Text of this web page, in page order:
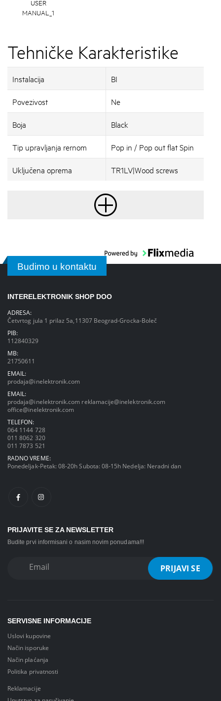
USER
MANUAL_1
Tehničke Karakteristike
Instalacija BI
Povezivost Ne
Boja Black
Tip upravljanja rernom Pop in / Pop out flat Spin
Uključena oprema TR1LV|Wood screws
Budimo u kontaktu
INTERELEKTRONIK SHOP DOO
ADRESA:
Četvrtog jula 1 prilaz 5a,11307 Beograd-Grocka-Boleč
PIB:
112840329
MB:
21750611
EMAIL:
prodaja@inelektronik.com
EMAIL:
prodaja@inelektronik.com reklamacije@inelektronik.com
office@inelektronik.com
TELEFON:
064 1144 728
011 8062 320
011 7873 521
RADNO VREME:
Ponedeljak-Petak: 08-20h Subota: 08-15h Nedelja: Neradni dan
PRIJAVITE SE ZA NEWSLETTER
Budite prvi informisani o nasim novim ponudama!!!
SERVISNE INFORMACIJE
Uslovi kupovine
Način isporuke
Način plaćanja
Politika privatnosti
Reklamacije